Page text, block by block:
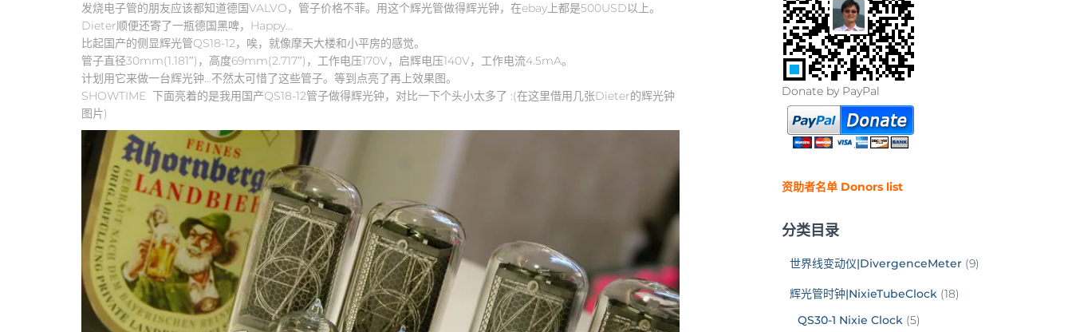
发烧电子管的朋友应该都知道德国VALVO，管子价格不菲。用这个辉光管做得辉光钟，在ebay上都是500USD以上。
Dieter顺便还寄了一瓶德国黑啤，Happy…
比起国产的侧显辉光管QS18-12，唉，就像摩天大楼和小平房的感觉。
管子直径30mm(1.181″)，高度69mm(2.717″)，工作电压170V，启辉电压140V，工作电流4.5mA。
计划用它来做一台辉光钟…不然太可惜了这些管子。等到点亮了再上效果图。
SHOWTIME 下面亮着的是我用国产QS18-12管子做得辉光钟，对比一下个头小太多了 :(在这里借用几张Dieter的辉光钟
图片)
Donate by PayPal
资助者名单 Donors list
分类目录
世界线变动仪|DivergenceMeter(9)
辉光管时钟|NixieTubeClock(18)
QS30-1 Nixie Clock(5)